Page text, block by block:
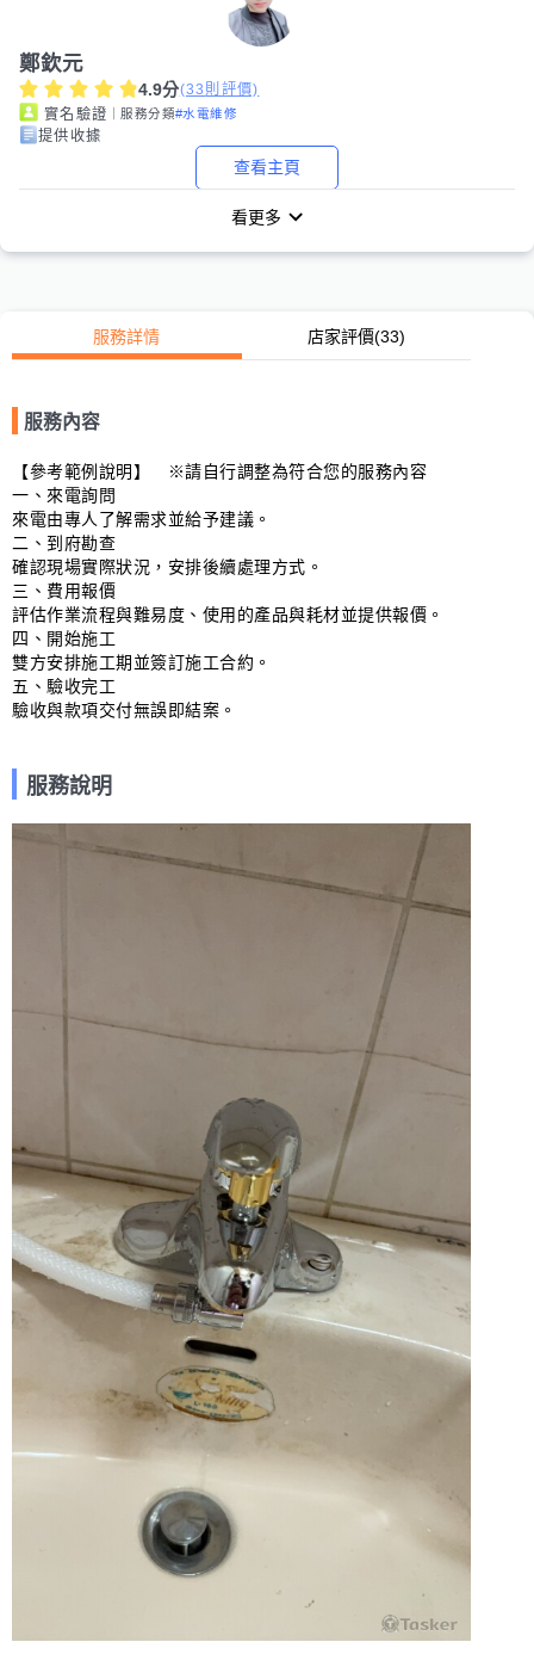
鄭欽元
4.9分(33 則評價)
實名驗證 ｜服務分類#水電維修
提供收據
查看主頁
看更多
服務詳情 店家評價(33)
服務內容
【參考範例說明】　※請自行調整為符合您的服務內容
一、來電詢問
來電由專人了解需求並給予建議。
二、到府勘查
確認現場實際狀況，安排後續處理方式。
三、費用報價
評估作業流程與難易度、使用的產品與耗材並提供報價。
四、開始施工
雙方安排施工期並簽訂施工合約。
五、驗收完工
驗收與款項交付無誤即結案。
服務說明